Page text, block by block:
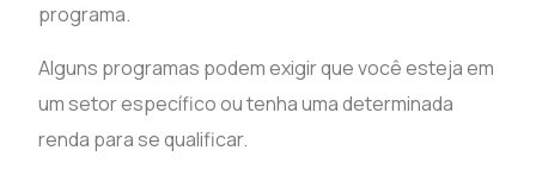
programa.
Alguns programas podem exigir que você esteja em
um setor específico ou tenha uma determinada
renda para se qualificar.